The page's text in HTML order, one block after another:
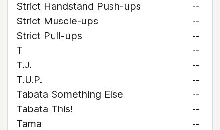
Strict Handstand Push-ups
--
Strict Muscle-ups
--
Strict Pull-ups
--
T
--
T.J.
--
T.U.P.
--
Tabata Something Else
--
Tabata This!
--
Tama
--